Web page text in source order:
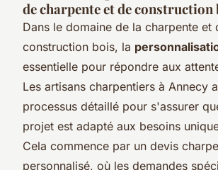
de charpente et de construction
Dans le domaine de la charpente et
construction bois, la
essentielle pour répondre aux
Les artisans charpentiers à Annecy
processus détaillé pour s'assurer
projet est adapté aux besoins
Cela commence par un devis
personnalisé, où les demandes